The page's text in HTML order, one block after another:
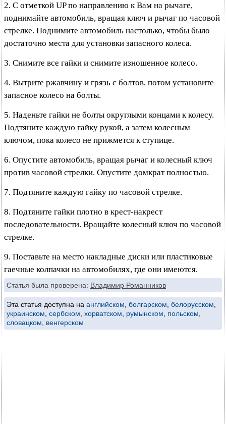
2. С отметкой UP по направлению к Вам на рычаге,
поднимайте автомобиль, вращая ключ и рычаг по часовой
стрелке. Поднимите автомобиль настолько, чтобы было
достаточно места для установки запасного колеса.
3. Снимите все гайки и снимите изношенное колесо.
4. Вытрите ржавчину и грязь с болтов, потом установите
запасное колесо на болты.
5. Наденьте гайки не болты округлыми концами к колесу.
Подтяните каждую гайку рукой, а затем колесным
ключом, пока колесо не прижмется к ступице.
6. Опустите автомобиль, вращая рычаг и колесный ключ
против часовой стрелки. Опустите домкрат полностью.
7. Подтяните каждую гайку по часовой стрелке.
8. Подтяните гайки плотно в крест-накрест
последовательности. Вращайте колесный ключ по часовой
стрелке.
9. Поставьте на место накладные диски или пластиковые
гаечные колпачки на автомобилях, где они имеются.
Статья была проверена: Владимир Романников
Эта статья доступна на английском болгарском белорусском
украинском сербском хорватском румынском польском
словацком
венгерском